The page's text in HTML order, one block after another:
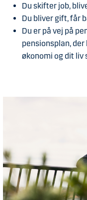
Du skifter job,
Du bliver gift, får
Du er på vej på
pensionsplan,
økonomi og dit liv